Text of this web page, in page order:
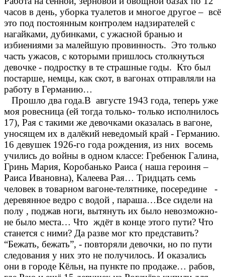
часов в день, уборка туалетов и многое другое – всё
это под постоянным контролем надзирателей с
нагайками, дубинками, с ужасной бранью и
избиениями за малейшую провинность. Это только
часть ужасов, с которыми пришлось столкнуться
девочке - подростку в те страшные годы. Кто был
постарше, немцы, как скот, в вагонах отправляли на
работу в Германию…
Прошло два года.В августе 1943 года, теперь уже
моя ровесница (ей тогда только- только исполнилось
17), Рая с такими же девочками оказалась в вагоне,
уносящем их в далёкий неведомый край - Германию.
16 девушек 1926-го года рождения, из них восемь
учились до войны в одном классе: Гребенюк Галина,
Гринь Мария, Коробанько Раиса ( наша героиня –
Раиса Ивановна), Калеева Рая… Тридцать семь
человек в товарном вагоне-телятнике, посередине -
деревянное ведро с водой , параша…Все сидели на
полу , поджав ноги, вытянуть их было невозможно-
не было места… Что ждёт в конце этого пути? Что
станется с ними? Да разве мог кто представить?
“Бежать, бежать”, - повторяли девочки, но по пути
следования у них это не получилось. И оказались
они в городе Кёльн, на пункте по продаже… рабов,